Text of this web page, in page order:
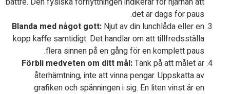
det är dags för paus.
Blanda med något gott: Njut av din lunchlåda eller en
kopp kaffe samtidigt. Det handlar om att tillfredsställa
flera sinnen på en gång för en komplett paus.
Förbli medveten om ditt mål:Tänk på att målet är
återhämtning, inte att vinna pengar. Uppskatta av
grafiken och spänningen i sig. En liten vinst är en